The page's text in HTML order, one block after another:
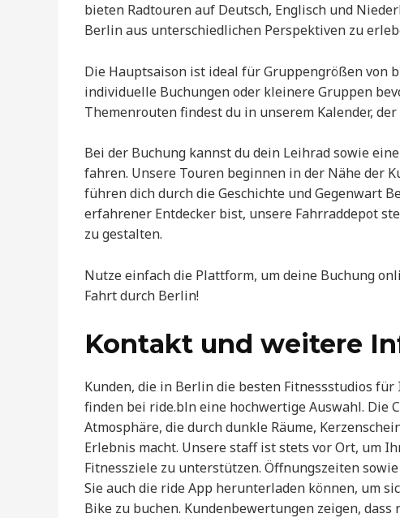
bieten Radtouren auf Deutsch, Englisch und
Berlin aus unterschiedlichen Perspektiven zu
Die Hauptsaison ist ideal für Gruppengrößen von
individuelle Buchungen oder kleinere Gruppen
Themenrouten findest du in unserem Kalender,
Bei der Buchung kannst du dein Leihrad sowie
fahren. Unsere Touren beginnen in der Nähe der
führen dich durch die Geschichte und Gegenwart
erfahrener Entdecker bist, unsere Fahrraddepot
zu gestalten.
Nutze einfach die Plattform, um deine Buchung
Fahrt durch Berlin!
Kontakt und weitere
Kunden, die in Berlin die besten Fitnessstudios
finden bei ride.bln eine hochwertige Auswahl. Die
Atmosphäre, die durch dunkle Räume,
Erlebnis macht. Unsere staff ist stets vor Ort, um
Fitnessziele zu unterstützen. Öffnungszeiten
Sie auch die ride App herunterladen können, um
Bike zu buchen. Kundenbewertungen zeigen,